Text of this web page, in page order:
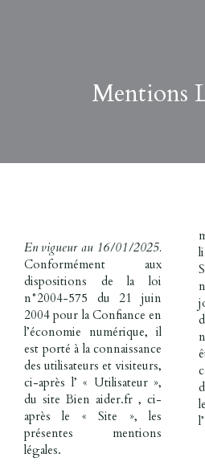
Mentions
En vigueur au 16/01/2025.
Conformément aux
dispositions de la loi
n°2004-575 du 21 juin
2004 pour la Confiance en
l’économie numérique, il
est porté à la connaissance
des utilisateurs et visiteurs,
ci-après l’ « Utilisateur »,
du site Bien aider.fr , ci-
après le « Site », les
présentes mentions
légales.